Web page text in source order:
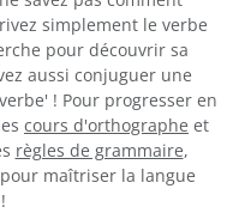
simplement le verbe
pour découvrir sa
aussi conjuguer une
! Pour progresser en
cours d'orthographe et
règles de grammaire,
maîtriser la langue